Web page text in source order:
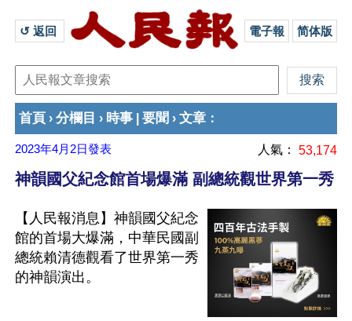
↺ 返回 電子報 简体版
首頁 › 分欄目 › 時事 要聞 › 文章 ：
2023年4月2日發表 人氣： 53,174
神韻國父紀念館首場爆滿 副總統觀世界第一秀
【人民報消息】神韻國父紀念
館的首場大爆滿，中華民國副
總統賴清德觀看了世界第一秀